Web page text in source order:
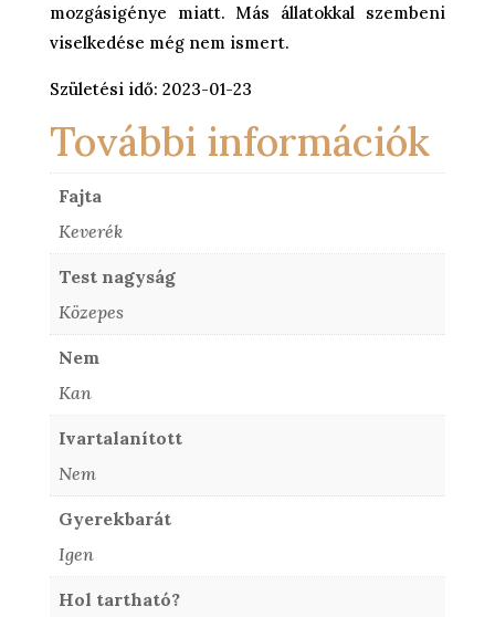
mozgásigénye miatt. Más állatokkal szembeni
viselkedése még nem ismert.
Születési idő: 2023-01-23
További információk
Fajta
Keverék
Test nagyság
Közepes
Nem
Kan
Ivartalanított
Nem
Gyerekbarát
Igen
Hol tartható?